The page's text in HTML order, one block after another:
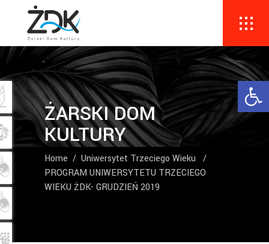
ŻARSKI DOM
KULTURY
Home / Uniwersytet Trzeciego Wieku
/
PROGRAM UNIWERSYTETU TRZECIEGO
WIEKU ŻDK- GRUDZIEŃ 2019